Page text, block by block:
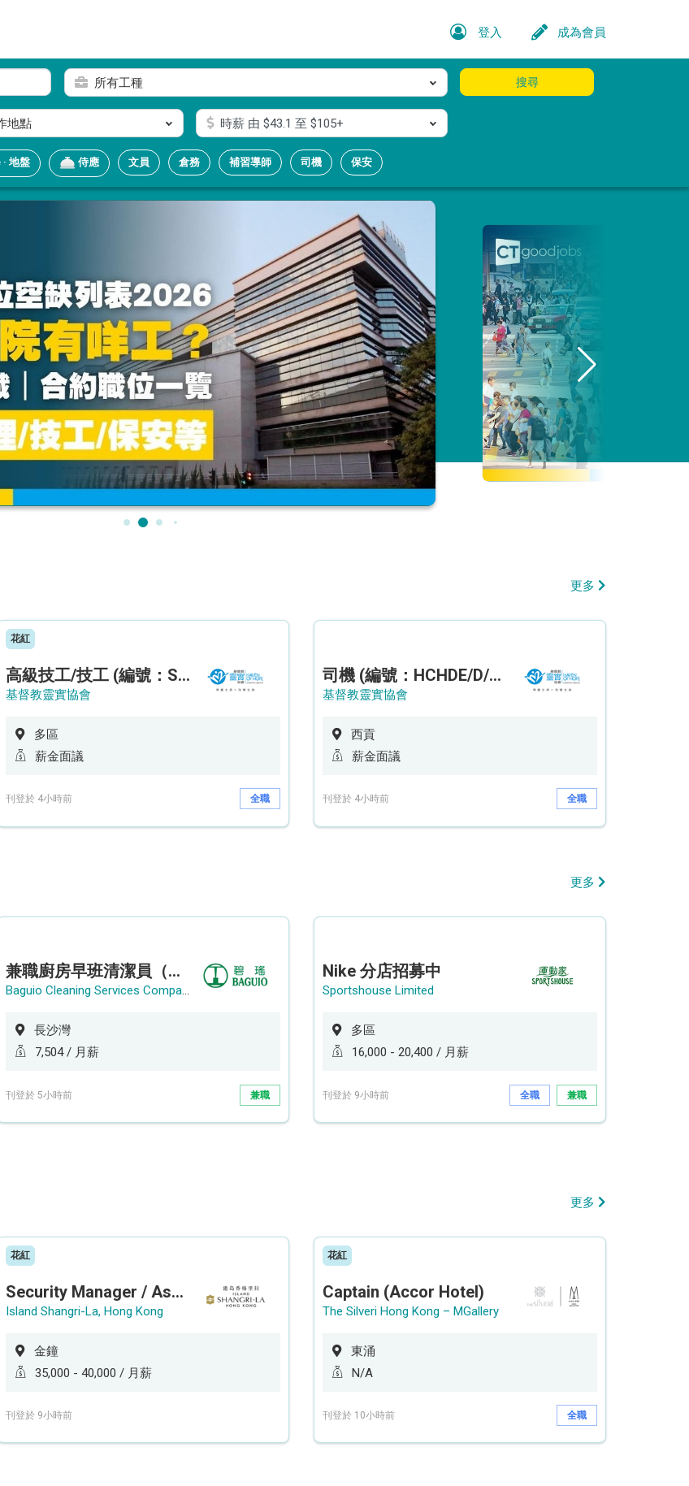
登入 成為會員
所有工種
地點 時薪由 $43.1 至 $105+
搜尋
地盤 侍應 文員 倉務 補習導師 司機 保安
更多
花紅
高級技工/技工 (編號：SSO/FM/A/CTE)
基督教靈實協會
多區
薪金面議
刊登於 4小時前 全職
司機 (編號：HCHDE/D/CTE)
基督教靈實協會
西貢
薪金面議
刊登於 4小時前 全職
更多
兼職廚房早班清潔員（長沙灣）
Baguio Cleaning Services Company Limited
長沙灣
7,504 / 月薪
刊登於 5小時前 兼職
Nike 分店招募中
Sportshouse Limited
多區
16,000 - 20,400 / 月薪
刊登於 9小時前 全職 兼職
更多
花紅
Security Manager / Assistant Security Manager
Island Shangri-La, Hong Kong
金鐘
35,000 - 40,000 / 月薪
刊登於 9小時前
花紅
Captain (Accor Hotel)
The Silveri Hong Kong – MGallery
東涌
N/A
刊登於 10小時前 全職